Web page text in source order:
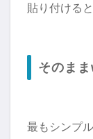
貼り付ける
そのま
最もシンプ